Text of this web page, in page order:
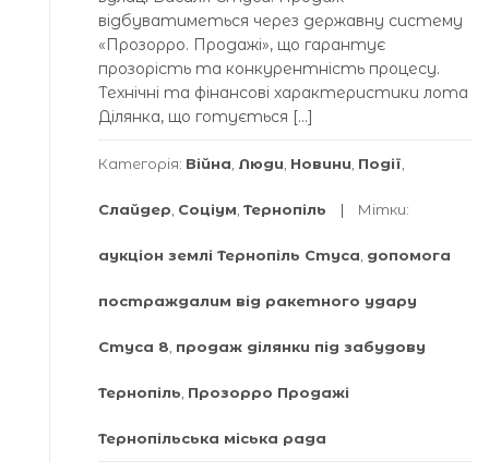
відбуватиметься через державну систему
«Прозорро. Продажі», що гарантує
прозорість та конкурентність процесу.
Технічні та фінансові характеристики лота
Ділянка, що готується […]
Категорія: Війна Люди Новини Події
Слайдер Соціум Тернопіль Мітки:
аукціон землі Тернопіль Стуса допомога
постраждалим від ракетного удару
Стуса 8 продаж ділянки під забудову
Тернопіль Прозорро Продажі
Тернопільська міська рада